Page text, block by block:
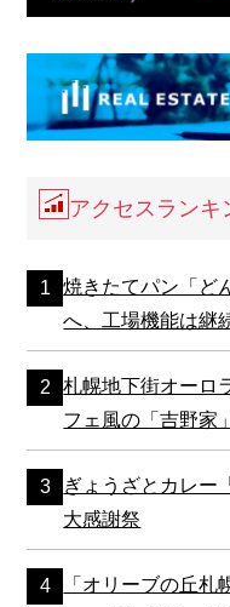
アクセスランキ
焼きたてパン「ど
へ、工場機能は継
札幌地下街オーロ
フェ風の「吉野家
ぎょうざとカレー
大感謝祭
「オリーブの丘